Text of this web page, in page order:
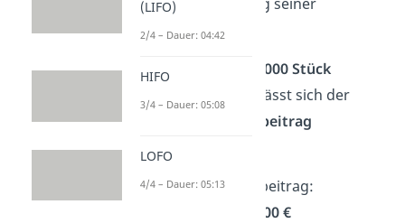
Fixkosten.
Wenn im Monat
1.000 Stück
verkauft werden, lässt sich der
Gesamtdeckungsbeitrag
berechnen:
Gesamtdeckungsbeitrag:
2.500 €
(LIFO)
2/4 – Dauer: 04:42
HIFO
3/4 – Dauer: 05:08
LOFO
4/4 – Dauer: 05:13